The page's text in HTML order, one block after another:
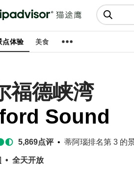
点、酒店、美食十亿条
点体验 美食
福德峡湾
Sound
5,869点评 蒂阿瑙排名第 3 的
全天开放